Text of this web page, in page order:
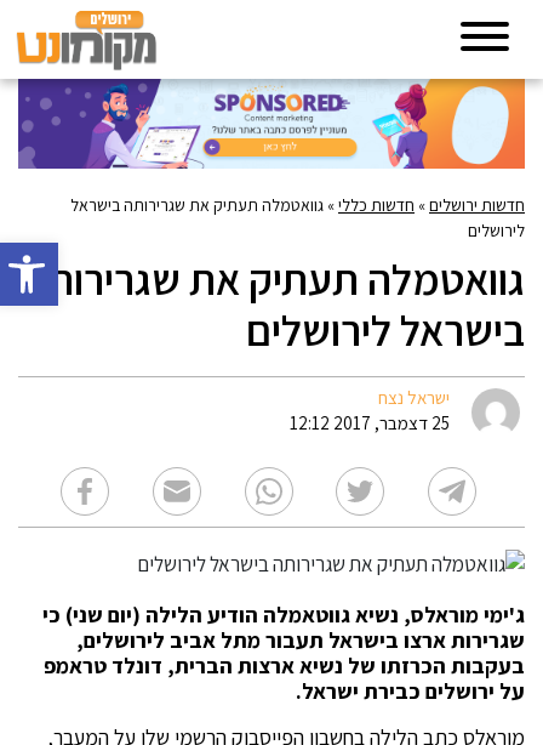
פתח
חדשות ירושלים» חדשות כללי» גוואטמלה תעתיק את שגרירותה בישראל
לירושלים
גוואטמלה תעתיק את שגרירותה
בישראל לירושלים
ישראל נצח
25 דצמבר, 2017 12:12
ג'ימי מוראלס, נשיא גווטאמלה הודיע הלילה (יום שני) כי
שגרירות ארצו בישראל תעבור מתל אביב לירושלים,
בעקבות הכרזתו של נשיא ארצות הברית, דונלד טראמפ
על ירושלים כבירת ישראל.
מוראלס כתב הלילה בחשבון הפייסבוק הרשמי שלו על המעבר,